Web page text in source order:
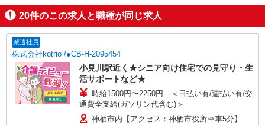
掲載期間終了
20件のこの求人と職種が同じ求人
派遣社員
株式会社kotrio /●CB-H-2095454
小見川駅近く★シニア向け住宅での見守り・生
活サポートなど★
時給1500円〜2250円 ＜日払い有/週払い有/交
通費全支給(ガソリン代含む)＞
神栖市内【アクセス：神栖市役所⇒車5分】